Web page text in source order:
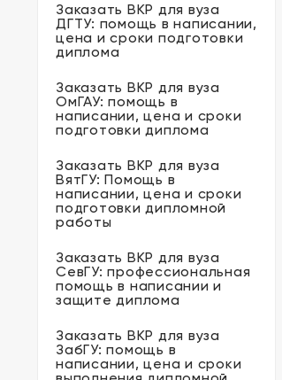
Заказать ВКР для вуза
ДГТУ: помощь в написании,
цена и сроки подготовки
диплома
Заказать ВКР для вуза
ОмГАУ: помощь в
написании, цена и сроки
подготовки диплома
Заказать ВКР для вуза
ВятГУ: Помощь в
написании, цена и сроки
подготовки дипломной
работы
Заказать ВКР для вуза
СевГУ: профессиональная
помощь в написании и
защите диплома
Заказать ВКР для вуза
ЗабГУ: помощь в
написании, цена и сроки